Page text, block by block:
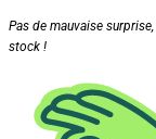
Pas de mauvaise
stock !